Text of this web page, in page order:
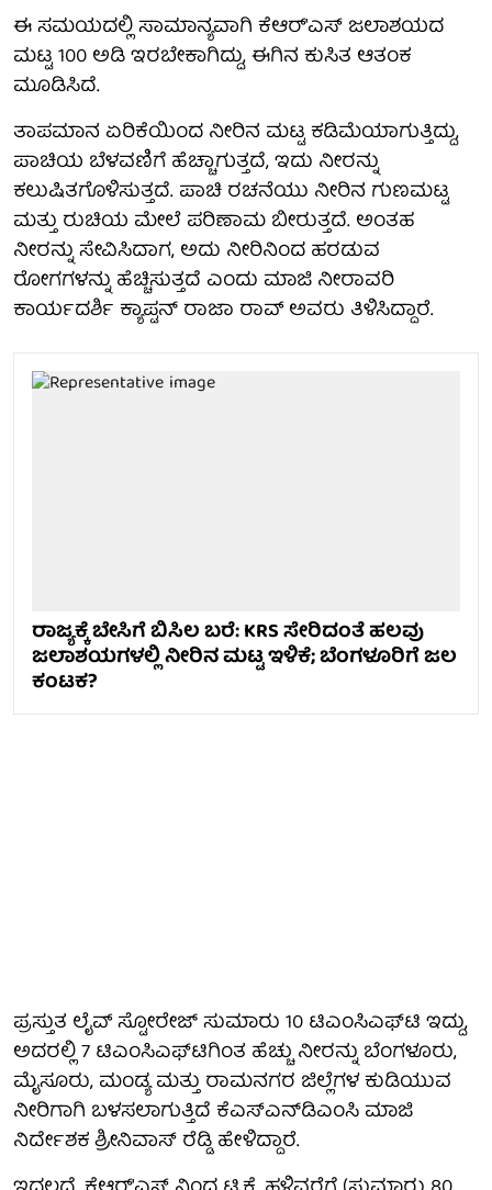
ಈ ಸಮಯದಲ್ಲಿ ಸಾಮಾನ್ಯವಾಗಿ ಕೆಆರ್'ಎಸ್ ಜಲಾಶಯದ
ಮಟ್ಟ 100 ಅಡಿ ಇರಬೇಕಾಗಿದ್ದು, ಈಗಿನ ಕುಸಿತ ಆತಂಕ
ಮೂಡಿಸಿದೆ.
ತಾಪಮಾನ ಏರಿಕೆಯಿಂದ ನೀರಿನ ಮಟ್ಟ ಕಡಿಮೆಯಾಗುತ್ತಿದ್ದು,
ಪಾಚಿಯ ಬೆಳವಣಿಗೆ ಹೆಚ್ಚಾಗುತ್ತದೆ, ಇದು ನೀರನ್ನು
ಕಲುಷಿತಗೊಳಿಸುತ್ತದೆ. ಪಾಚಿ ರಚನೆಯು ನೀರಿನ ಗುಣಮಟ್ಟ
ಮತ್ತು ರುಚಿಯ ಮೇಲೆ ಪರಿಣಾಮ ಬೀರುತ್ತದೆ. ಅಂತಹ
ನೀರನ್ನು ಸೇವಿಸಿದಾಗ, ಅದು ನೀರಿನಿಂದ ಹರಡುವ
ರೋಗಗಳನ್ನು ಹೆಚ್ಚಿಸುತ್ತದೆ ಎಂದು ಮಾಜಿ ನೀರಾವರಿ
ಕಾರ್ಯದರ್ಶಿ ಕ್ಯಾಪ್ಟನ್ ರಾಜಾ ರಾವ್ ಅವರು ತಿಳಿಸಿದ್ದಾರೆ.
ರಾಜ್ಯಕ್ಕೆ ಬೇಸಿಗೆ ಬಿಸಿಲ ಬರೆ: KRS ಸೇರಿದಂತೆ ಹಲವು
ಜಲಾಶಯಗಳಲ್ಲಿ ನೀರಿನ ಮಟ್ಟ ಇಳಿಕೆ; ಬೆಂಗಳೂರಿಗೆ ಜಲ
ಕಂಟಕ?
ಪ್ರಸ್ತುತ ಲೈವ್ ಸ್ಟೋರೇಜ್ ಸುಮಾರು 10 ಟಿಎಂಸಿಎಫ್‌ಟಿ ಇದ್ದು,
ಅದರಲ್ಲಿ 7 ಟಿಎಂಸಿಎಫ್‌ಟಿಗಿಂತ ಹೆಚ್ಚು ನೀರನ್ನು ಬೆಂಗಳೂರು,
ಮೈಸೂರು, ಮಂಡ್ಯ ಮತ್ತು ರಾಮನಗರ ಜಿಲ್ಲೆಗಳ ಕುಡಿಯುವ
ನೀರಿಗಾಗಿ ಬಳಸಲಾಗುತ್ತಿದೆ ಕೆಎಸ್‌ಎನ್‌ಡಿಎಂಸಿ ಮಾಜಿ
ನಿರ್ದೇಶಕ ಶ್ರೀನಿವಾಸ್ ರೆಡ್ಡಿ ಹೇಳಿದ್ದಾರೆ.